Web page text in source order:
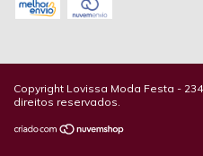
Copyright Lovissa Moda Festa -
direitos reservados.